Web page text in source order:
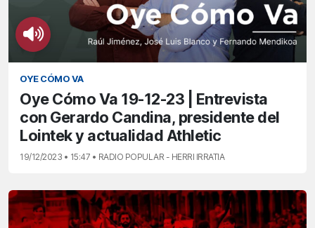
OYE CÓMO VA
Oye Cómo Va 19-12-23 | Entrevista
con Gerardo Candina, presidente del
Lointek y actualidad Athletic
19/12/2023 • 15:47 • RADIO POPULAR - HERRI IRRATIA